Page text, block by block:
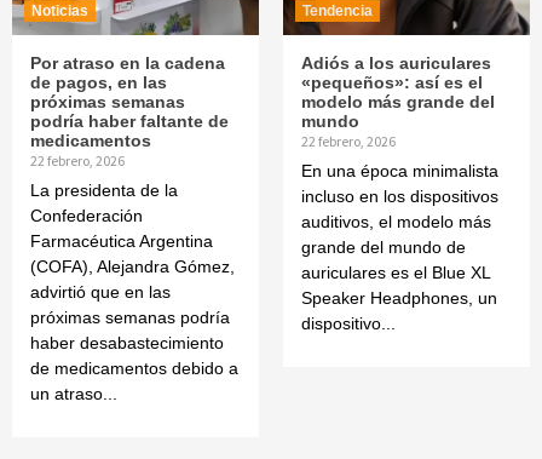
Noticias
Por atraso en la cadena
de pagos, en las
próximas semanas
podría haber faltante de
medicamentos
22 febrero, 2026
La presidenta de la
Confederación
Farmacéutica Argentina
(COFA), Alejandra Gómez,
advirtió que en las
próximas semanas podría
haber desabastecimiento
de medicamentos debido a
un atraso...
Tendencia
Adiós a los auriculares
«pequeños»: así es el
modelo más grande del
mundo
22 febrero, 2026
En una época minimalista
incluso en los dispositivos
auditivos, el modelo más
grande del mundo de
auriculares es el Blue XL
Speaker Headphones, un
dispositivo...